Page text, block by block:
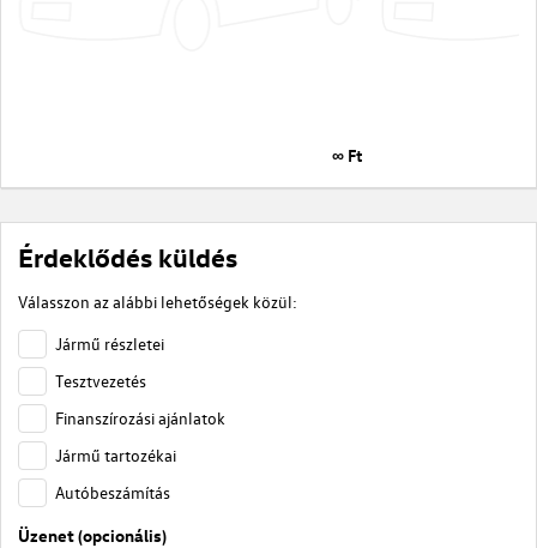
∞ Ft
Érdeklődés küldés
Válasszon az alábbi lehetőségek közül:
Jármű részletei
Tesztvezetés
Finanszírozási ajánlatok
Jármű tartozékai
Autóbeszámítás
Üzenet (opcionális)